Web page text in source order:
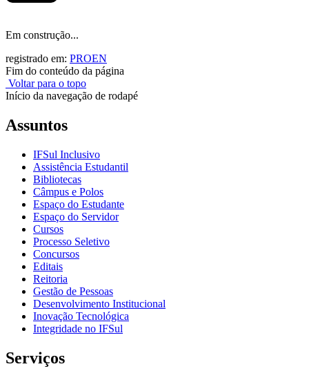
Em construção...
registrado em: PROEN
Fim do conteúdo da página
Voltar para o topo
Início da navegação de rodapé
Assuntos
IFSul Inclusivo
Assistência Estudantil
Bibliotecas
Câmpus e Polos
Espaço do Estudante
Espaço do Servidor
Cursos
Processo Seletivo
Concursos
Editais
Reitoria
Gestão de Pessoas
Desenvolvimento Institucional
Inovação Tecnológica
Integridade no IFSul
Serviços